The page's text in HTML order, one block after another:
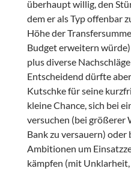
überhaupt willig, den
dem er als Typ offenbar
Höhe der
Budget erweitern
plus diverse
Entscheidend dürfte
Kutschke für seine
kleine Chance, sich bei
versuchen (bei größerer
Bank zu versauern)
Ambitionen um
kämpfen (mit